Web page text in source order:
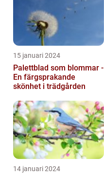
15 januari 2024
Palettblad som blommar -
En färgsprakande
skönhet i trädgården
14 januari 2024